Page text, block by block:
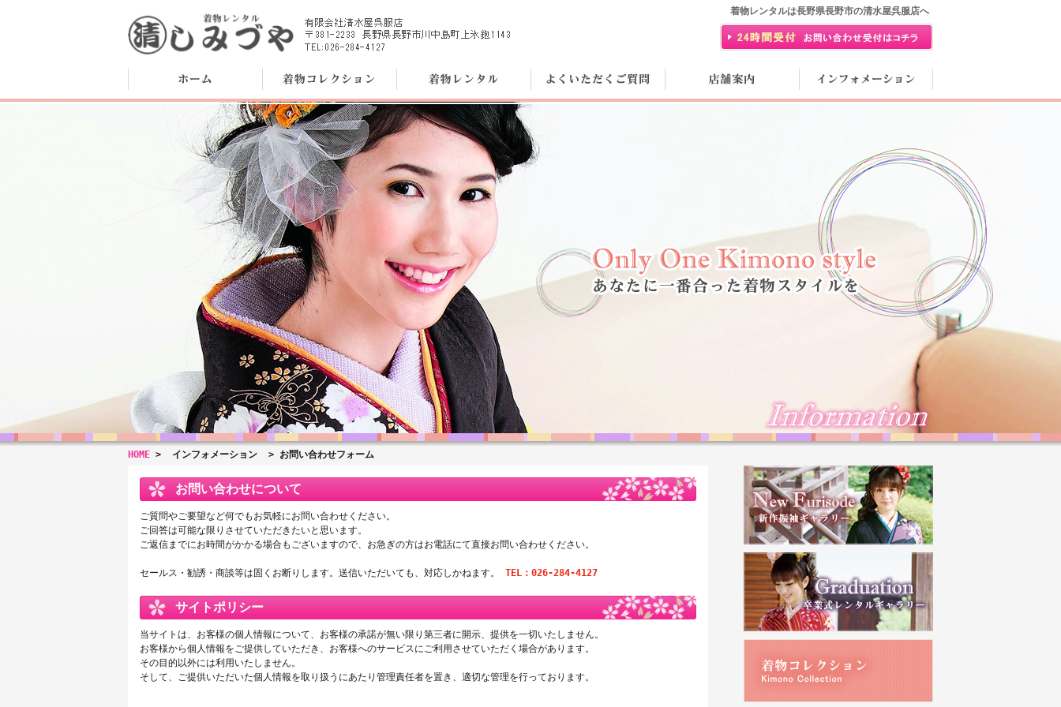
着物レンタルは長野県長野市の清水屋呉服店へ
HOME > インフォメーション > お問い合わせフォーム
お問い合わせについて
ご質問やご要望など何でもお気軽にお問い合わせください。
ご回答は可能な限りさせていただきたいと思います。
ご返信までにお時間がかかる場合もございますので、お急ぎの方はお電話にて直接お問い合わせください。
セールス・勧誘・商談等は固くお断りします。送信いただいても、対応しかねます。 TEL：026-284-4127
サイトポリシー
当サイトは、お客様の個人情報について、お客様の承諾が無い限り第三者に開示、提供を一切いたしません。
お客様から個人情報をご提供していただき、お客様へのサービスにご利用させていただく場合があります。
その目的以外には利用いたしません。
そして、ご提供いただいた個人情報を取り扱うにあたり管理責任者を置き、適切な管理を行っております。